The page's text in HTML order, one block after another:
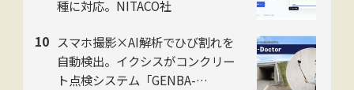
種に対応。NITACO社
スマホ撮影×AI解析でひび割れを
自動検出。イクシスがコンクリー
ト点検システム「GENBA-